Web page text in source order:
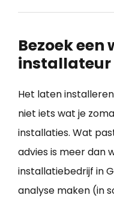
Bezoek
installateur
Het laten
niet iets wat je
installaties. Wat
advies is meer dan
installatiebedrijf in
analyse maken (in